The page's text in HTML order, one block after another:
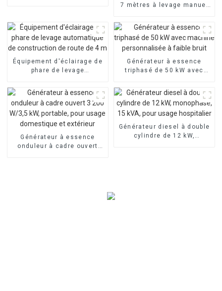
7 mètres à levage manuel
Personnalisation à la
demande
Équipement d'éclairage de
phare de levage
construction de route de 4
m
Générateur à essence
triphasé de 50 kW avec
faible bruit
Générateur à essence
onduleur à cadre ouvert
Générateur diesel à double
cylindre de 12 kW,